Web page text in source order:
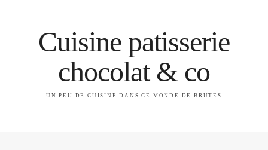
Cuisine patisserie
chocolat & co
UN PEU DE CUISINE DANS CE MONDE DE BRUTES